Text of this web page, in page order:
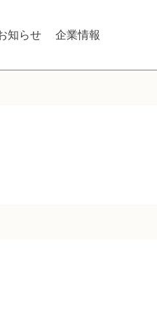
知らせ 企業情報